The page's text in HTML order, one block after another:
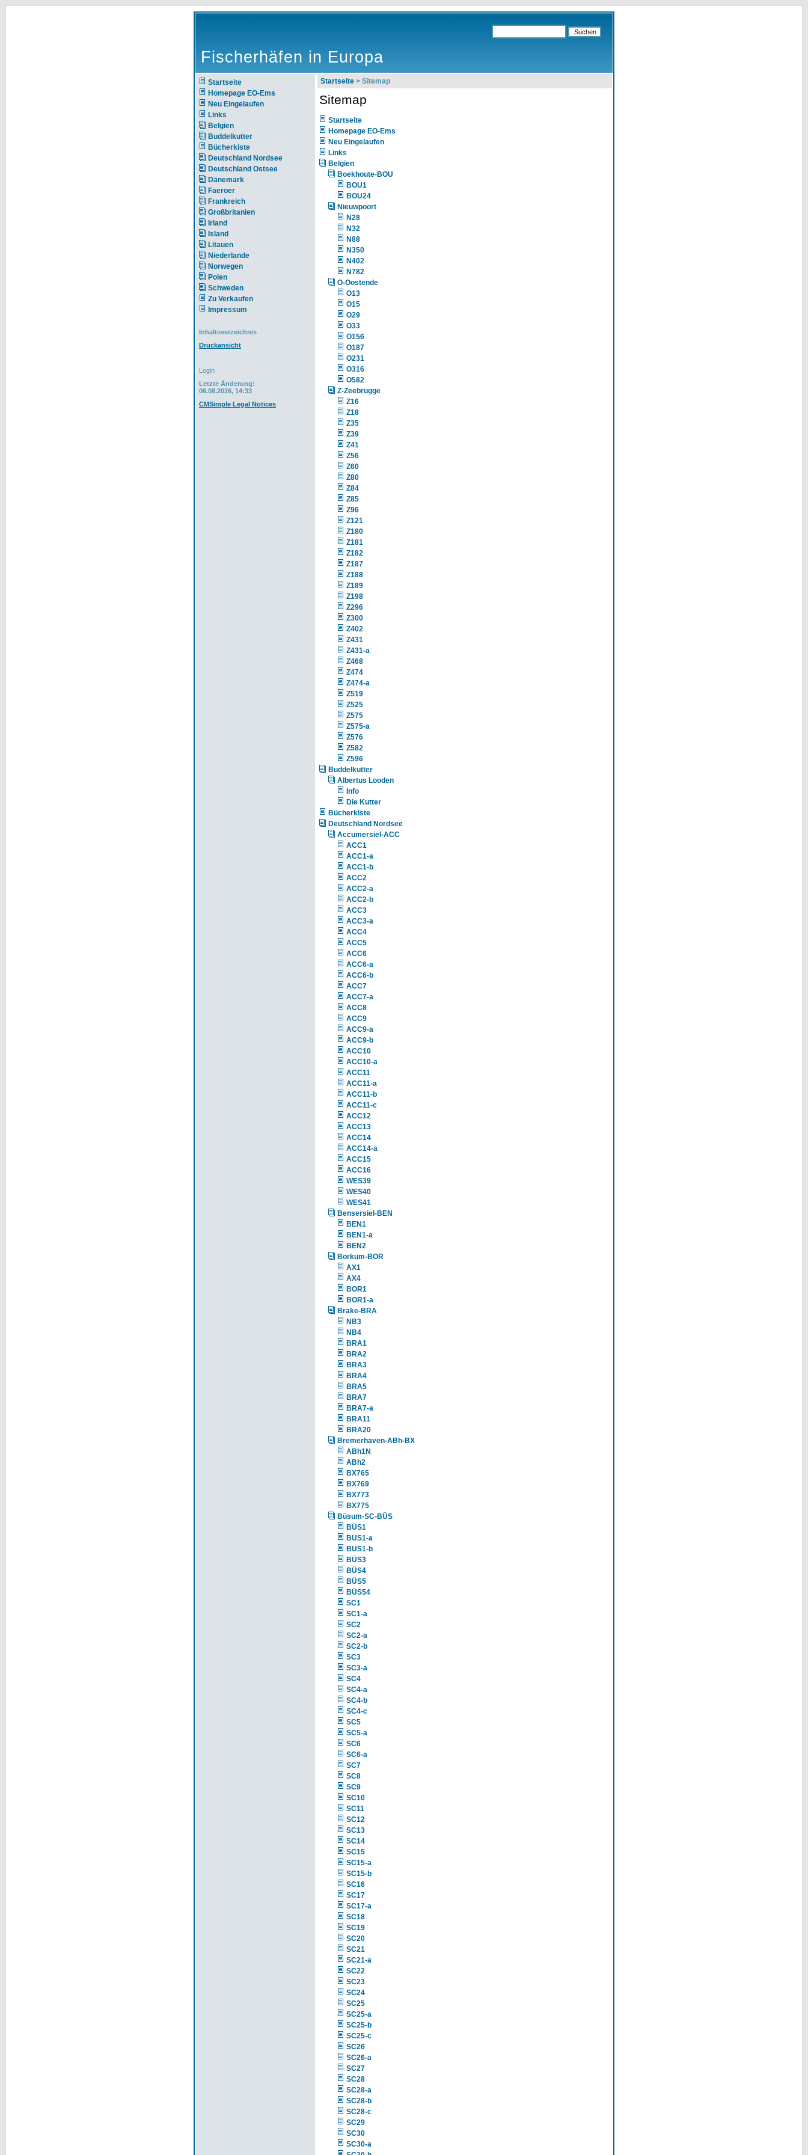
Fischerhäfen in Europa
Startseite
Homepage EO-Ems
Neu Eingelaufen
Links
Belgien
Buddelkutter
Bücherkiste
Deutschland Nordsee
Deutschland Ostsee
Dänemark
Faeroer
Frankreich
Großbritanien
Irland
Island
Litauen
Niederlande
Norwegen
Polen
Schweden
Zu Verkaufen
Impressum
Inhaltsverzeichnis
Druckansicht
Login
Letzte Änderung:
06.08.2026, 14:33
CMSimple Legal Notices
Startseite > Sitemap
Sitemap
Startseite
Homepage EO-Ems
Neu Eingelaufen
Links
Belgien
Boekhoute-BOU
BOU1
BOU24
Nieuwpoort
N28
N32
N88
N350
N402
N782
O-Oostende
O13
O15
O29
O33
O156
O187
O231
O316
O582
Z-Zeebrugge
Z16
Z18
Z35
Z39
Z41
Z56
Z60
Z80
Z84
Z85
Z96
Z121
Z180
Z181
Z182
Z187
Z188
Z189
Z198
Z296
Z300
Z402
Z431
Z431-a
Z468
Z474
Z474-a
Z519
Z525
Z575
Z575-a
Z576
Z582
Z596
Buddelkutter
Albertus Looden
Info
Die Kutter
Bücherkiste
Deutschland Nordsee
Accumersiel-ACC
ACC1
ACC1-a
ACC1-b
ACC2
ACC2-a
ACC2-b
ACC3
ACC3-a
ACC4
ACC5
ACC6
ACC6-a
ACC6-b
ACC7
ACC7-a
ACC8
ACC9
ACC9-a
ACC9-b
ACC10
ACC10-a
ACC11
ACC11-a
ACC11-b
ACC11-c
ACC12
ACC13
ACC14
ACC14-a
ACC15
ACC16
WES39
WES40
WES41
Bensersiel-BEN
BEN1
BEN1-a
BEN2
Borkum-BOR
AX1
AX4
BOR1
BOR1-a
Brake-BRA
NB3
NB4
BRA1
BRA2
BRA3
BRA4
BRA5
BRA7
BRA7-a
BRA11
BRA20
Bremerhaven-ABh-BX
ABh1N
ABh2
BX765
BX769
BX773
BX775
Büsum-SC-BÜS
BÜS1
BÜS1-a
BÜS1-b
BÜS3
BÜS4
BÜS5
BÜS54
SC1
SC1-a
SC2
SC2-a
SC2-b
SC3
SC3-a
SC4
SC4-a
SC4-b
SC4-c
SC5
SC5-a
SC6
SC6-a
SC7
SC8
SC9
SC10
SC11
SC12
SC13
SC14
SC15
SC15-a
SC15-b
SC16
SC17
SC17-a
SC18
SC19
SC20
SC21
SC21-a
SC22
SC23
SC24
SC25
SC25-a
SC25-b
SC25-c
SC26
SC26-a
SC27
SC28
SC28-a
SC28-b
SC28-c
SC29
SC30
SC30-a